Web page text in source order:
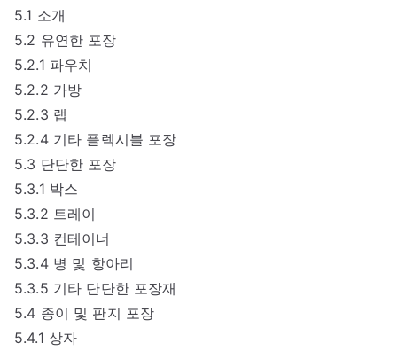
5.1 소개
5.2 유연한 포장
5.2.1 파우치
5.2.2 가방
5.2.3 랩
5.2.4 기타 플렉시블 포장
5.3 단단한 포장
5.3.1 박스
5.3.2 트레이
5.3.3 컨테이너
5.3.4 병 및 항아리
5.3.5 기타 단단한 포장재
5.4 종이 및 판지 포장
5.4.1 상자